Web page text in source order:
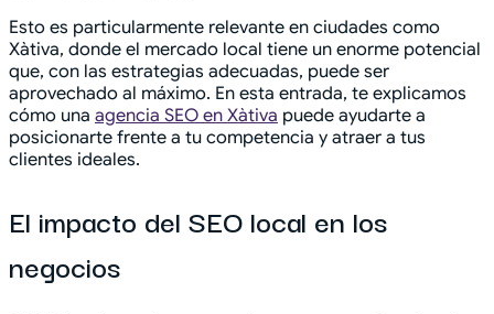
Esto es particularmente relevante en ciudades como
Xàtiva, donde el mercado local tiene un enorme potencial
que, con las estrategias adecuadas, puede ser
aprovechado al máximo. En esta entrada, te explicamos
cómo una agencia SEO en Xàtiva puede ayudarte a
posicionarte frente a tu competencia y atraer a tus
clientes ideales.
El impacto del SEO local en los
negocios